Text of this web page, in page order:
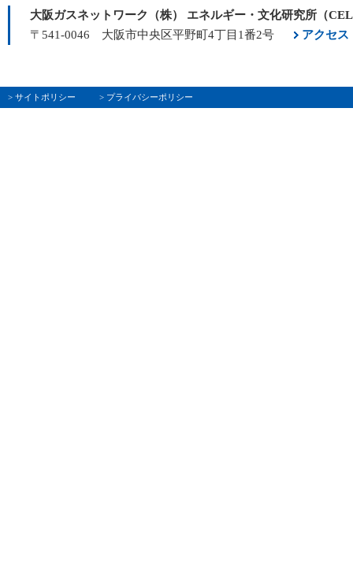
大阪ガスネットワーク（株） エネルギー・文化研究所（
〒541-0046 大阪市中央区平野町4丁目1番2号
アクセス
> サイトポリシー > プライバシーポリシー